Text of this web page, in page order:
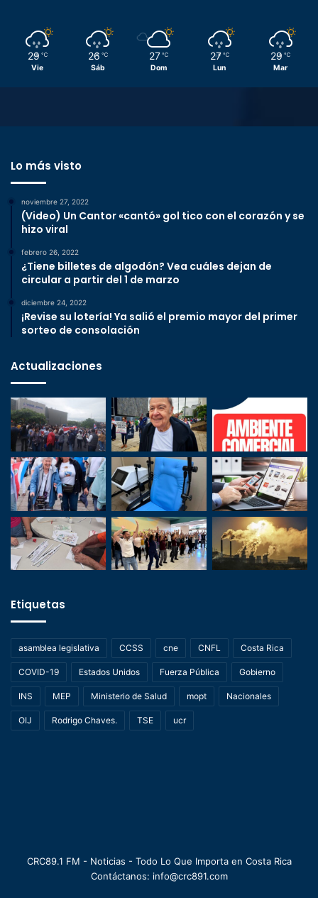
29 ℃
Vie
26 ℃
Sáb
27 ℃
Dom
27 ℃
Lun
29 ℃
Mar
Lo más visto
noviembre 27, 2022
(Video) Un Cantor «cantó» gol tico con el corazón y se
hizo viral
febrero 26, 2022
¿Tiene billetes de algodón? Vea cuáles dejan de
circular a partir del 1 de marzo
diciembre 24, 2022
¡Revise su lotería! Ya salió el premio mayor del primer
sorteo de consolación
Actualizaciones
Etiquetas
asamblea legislativa CCSS cne CNFL Costa Rica
COVID-19 Estados Unidos Fuerza Pública Gobierno
INS MEP Ministerio de Salud mopt Nacionales
OIJ Rodrigo Chaves. TSE ucr
CRC89.1 FM - Noticias - Todo Lo Que Importa en Costa Rica
Contáctanos: info@crc891.com